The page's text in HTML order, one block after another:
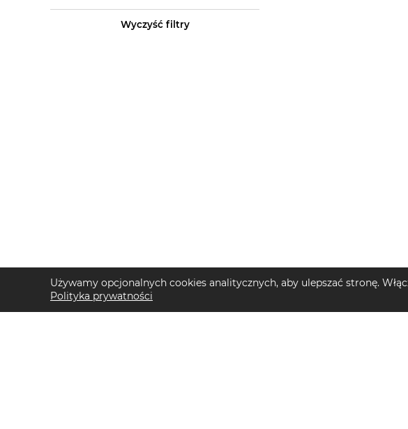
Wyczyść filtry
Używamy opcjonalnych cookies analitycznych, aby ulepszać stronę.
Polityka prywatności